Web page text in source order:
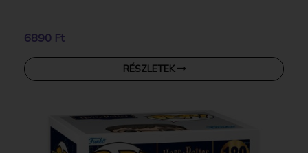
6890 Ft
RÉSZLETEK